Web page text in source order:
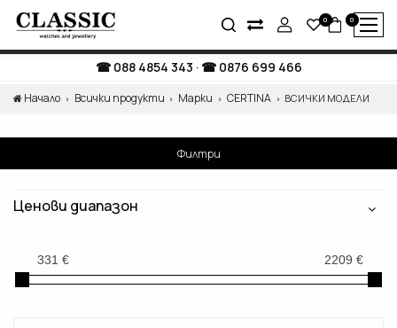
0 0
088 4854 343 · 0876 699 466
Начало Всички продукти Марки CERTINA ВСИЧКИ МОДЕЛИ
Филтри
Ценови диапазон